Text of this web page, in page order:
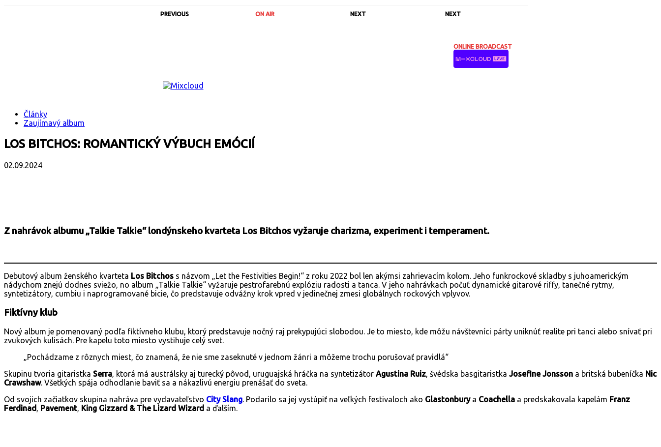
PREVIOUS ON AIR NEXT NEXT
ONLINE BROADCAST
Články
Zaujímavý album
LOS BITCHOS: ROMANTICKÝ VÝBUCH EMÓCIÍ
02.09.2024
Z nahrávok albumu „Talkie Talkie“ londýnskeho kvarteta Los Bitchos vyžaruje charizma, experiment i temperament.
Debutový album ženského kvarteta Los Bitchos s názvom „Let the Festivities Begin!“ z roku 2022 bol len akýmsi zahrievacím kolom. Jeho funkrockové skladby s juhoamerickým
nádychom znejú dodnes sviežo, no album „Talkie Talkie“ vyžaruje pestrofarebnú explóziu radosti a tanca. V jeho nahrávkach počuť dynamické gitarové riffy, tanečné rytmy,
syntetizátory, cumbiu i naprogramované bicie, čo predstavuje odvážny krok vpred v jedinečnej zmesi globálnych rockových vplyvov.
Fiktívny klub
Nový album je pomenovaný podľa fiktívneho klubu, ktorý predstavuje nočný raj prekypujúci slobodou. Je to miesto, kde môžu návštevníci párty uniknúť realite pri tanci alebo snívať pri
zvukových kulisách. Pre kapelu toto miesto vystihuje celý svet.
„Pochádzame z rôznych miest, čo znamená, že nie sme zaseknuté v jednom žánri a môžeme trochu porušovať pravidlá“
Skupinu tvoria gitaristka Serra, ktorá má austrálsky aj turecký pôvod, uruguajská hráčka na syntetizátor Agustina Ruiz, švédska basgitaristka Josefine Jonsson a britská bubeníčka Nic
Crawshaw. Všetkých spája odhodlanie baviť sa a nákazlivú energiu prenášať do sveta.
Od svojich začiatkov skupina nahráva pre vydavateľstvo City Slang. Podarilo sa jej vystúpiť na veľkých festivaloch ako Glastonburya Coachella a predskakovala kapelám Franz
Ferdinad , Pavement, King Gizzard & The Lizard Wizard a ďalším.